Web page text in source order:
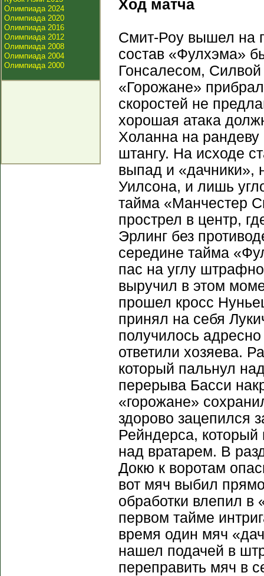
Олимпиада 2024
Олимпиада 2020
Олимпиада 2016
Олимпиада 2012
Олимпиада 2008
Олимпиада 2004
Олимпиада 2000
Ход матча
Смит-Роу вышел на
состав «Фулхэма»
Гонсалесом,
«Горожане»
скоростей не
хорошая атака
Холанна на рандеву
штангу. На исходе
выпад и «дачники»,
Уилсона, и лишь
тайма «Манчестер
прострел в центр,
Эрлинг без
середине тайма
пас на углу
выручил в этом
прошел кросс
принял на себя
получилось
ответили хозяева.
который пальнул
перерыва Басси
«горожане»
здорово зацепился
Рейндерса,
над вратарем. В
Докю к воротам
вот мяч выбил
обработки влепил в
первом тайме
время один мяч
нашел подачей в
переправить мяч в